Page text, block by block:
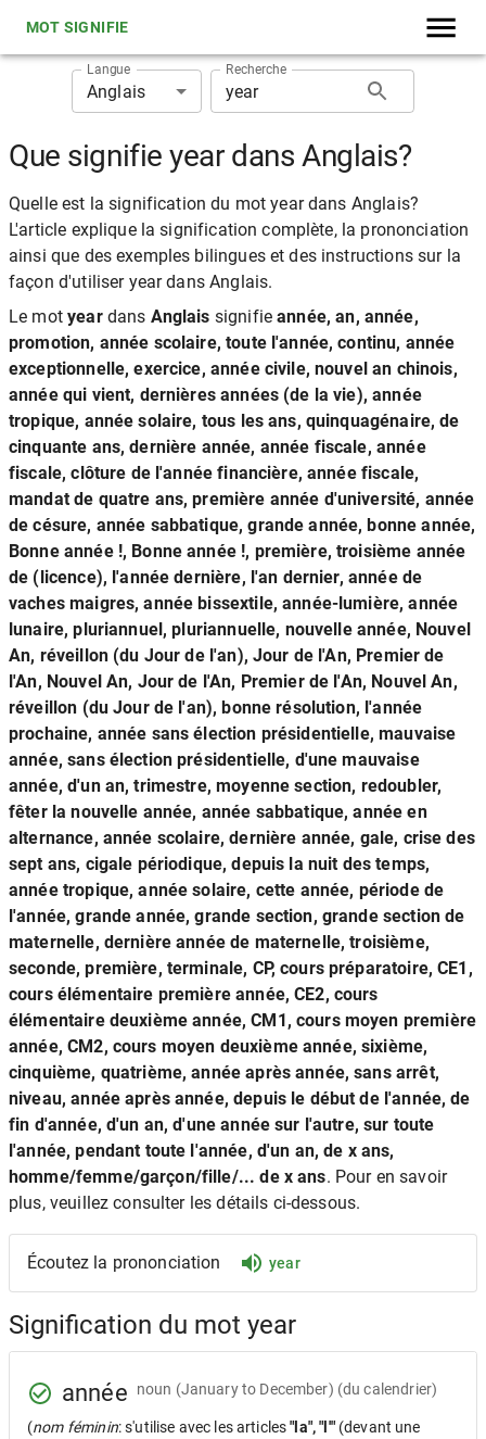
MOT SIGNIFIE
Langue
Anglais
Recherche
Que signifie year dans Anglais?
Quelle est la signification du mot year dans Anglais?
L'article explique la signification complète, la prononciation
ainsi que des exemples bilingues et des instructions sur la
façon d'utiliser year dans Anglais.
Le motyeardans Anglais signifieannée, an, année,
promotion, année scolaire, toute l'année, continu, année
exceptionnelle, exercice, année civile, nouvel an chinois,
année qui vient, dernières années (de la vie), année
tropique, année solaire, tous les ans, quinquagénaire, de
cinquante ans, dernière année, année fiscale, année
fiscale, clôture de l'année financière, année fiscale,
mandat de quatre ans, première année d'université, année
de césure, année sabbatique, grande année, bonne année,
Bonne année !, Bonne année !, première, troisième année
de (licence), l'année dernière, l'an dernier, année de
vaches maigres, année bissextile, année-lumière, année
lunaire, pluriannuel, pluriannuelle, nouvelle année, Nouvel
An, réveillon (du Jour de l'an), Jour de l'An, Premier de
l'An, Nouvel An, Jour de l'An, Premier de l'An, Nouvel An,
réveillon (du Jour de l'an), bonne résolution, l'année
prochaine, année sans élection présidentielle, mauvaise
année, sans élection présidentielle, d'une mauvaise
année, d'un an, trimestre, moyenne section, redoubler,
fêter la nouvelle année, année sabbatique, année en
alternance, année scolaire, dernière année, gale, crise des
sept ans, cigale périodique, depuis la nuit des temps,
année tropique, année solaire, cette année, période de
l'année, grande année, grande section, grande section de
maternelle, dernière année de maternelle, troisième,
seconde, première, terminale, CP, cours préparatoire, CE1,
cours élémentaire première année, CE2, cours
élémentaire deuxième année, CM1, cours moyen première
année, CM2, cours moyen deuxième année, sixième,
cinquième, quatrième, année après année, sans arrêt,
niveau, année après année, depuis le début de l'année, de
fin d'année, d'un an, d'une année sur l'autre, sur toute
l'année, pendant toute l'année, d'un an, de x ans,
homme/femme/garçon/fille/... de x ans. Pour en savoir
plus, veuillez consulter les détails ci-dessous.
Écoutez la prononciation year
Signification du mot year
année noun (January to December) (du calendrier)
(nom féminin: s'utilise avec les articles"la", "l'" (devant une